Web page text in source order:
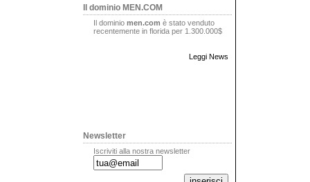
Il dominio MEN.COM
Il dominio men.com è stato venduto
recentemente in florida per 1.300.000$
Leggi News
Newsletter
Iscriviti alla nostra newsletter